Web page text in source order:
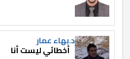
د.بهاء عمار
أخطائي ليست أنا